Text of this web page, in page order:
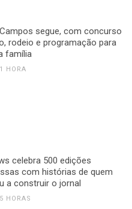
segue, com concurso
rodeio e programação para
família
HORA
celebra 500 edições
com histórias de quem
a construir o jornal
HORAS